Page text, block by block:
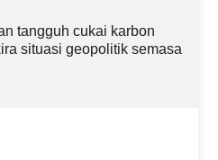
tangguh cukai karbon
situasi geopolitik semasa